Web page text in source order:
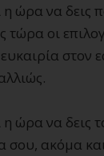
η ώρα να δεις
τώρα οι
στον
ώρα να δεις
σου, ακόμα